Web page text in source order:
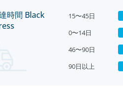
時間 Black
15〜45日
0〜14日
46〜90日
90日以上